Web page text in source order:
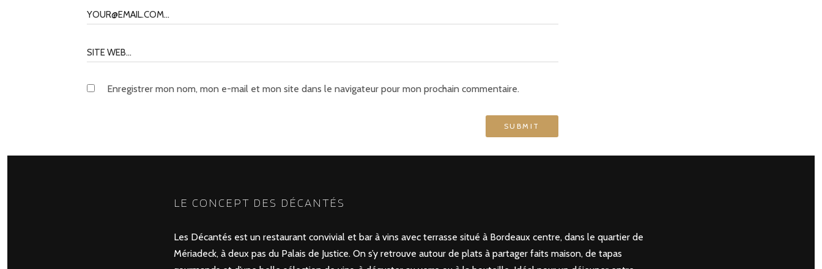
Enregistrer mon nom, mon e-mail et mon site dans le navigateur pour mon prochain commentaire.
LE CONCEPT DES DÉCANTÉS
Les Décantés est un restaurant convivial et bar à vins avec terrasse situé à Bordeaux centre, dans le quartier de
Mériadeck, à deux pas du Palais de Justice. On s’y retrouve autour de plats à partager faits maison, de tapas